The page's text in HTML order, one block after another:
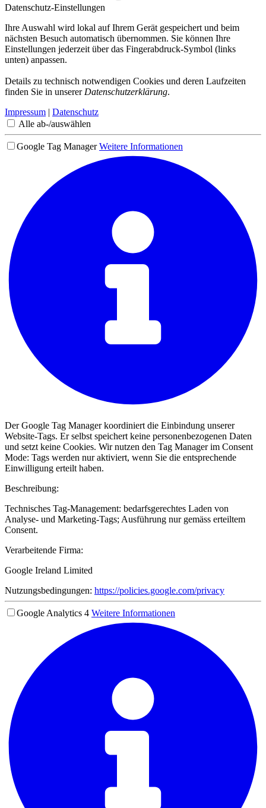
Datenschutz-Einstellungen
Ihre Auswahl wird lokal auf Ihrem Gerät gespeichert und beim
nächsten Besuch automatisch übernommen. Sie können Ihre
Einstellungen jederzeit über das Fingerabdruck-Symbol (links
unten) anpassen.
Details zu technisch notwendigen Cookies und deren Laufzeiten
finden Sie in unserer Datenschutzerklärung.
Impressum | Datenschutz
Alle ab-/auswählen
Google Tag Manager Weitere Informationen
Der Google Tag Manager koordiniert die Einbindung unserer
Website-Tags. Er selbst speichert keine personenbezogenen Daten
und setzt keine Cookies. Wir nutzen den Tag Manager im Consent
Mode: Tags werden nur aktiviert, wenn Sie die entsprechende
Einwilligung erteilt haben.
Beschreibung:
Technisches Tag-Management: bedarfsgerechtes Laden von
Analyse- und Marketing-Tags; Ausführung nur gemäss erteiltem
Consent.
Verarbeitende Firma:
Google Ireland Limited
Nutzungsbedingungen: https://policies.google.com/privacy
Google Analytics 4 Weitere Informationen